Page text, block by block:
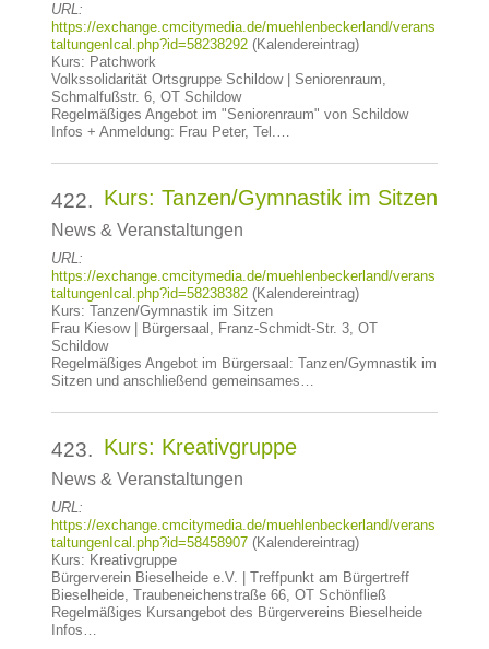
URL:
https://exchange.cmcitymedia.de/muehlenbeckerland/verans
taltungenIcal.php?id=58238292(Kalendereintrag)
Kurs: Patchwork
Volkssolidarität Ortsgruppe Schildow | Seniorenraum,
Schmalfußstr. 6, OT Schildow
Regelmäßiges Angebot im "Seniorenraum" von Schildow
Infos + Anmeldung: Frau Peter, Tel.…
422. Kurs: Tanzen/Gymnastik im Sitzen
News & Veranstaltungen
URL:
https://exchange.cmcitymedia.de/muehlenbeckerland/verans
taltungenIcal.php?id=58238382(Kalendereintrag)
Kurs: Tanzen/Gymnastik im Sitzen
Frau Kiesow | Bürgersaal, Franz-Schmidt-Str. 3, OT
Schildow
Regelmäßiges Angebot im Bürgersaal: Tanzen/Gymnastik im
Sitzen und anschließend gemeinsames…
423. Kurs: Kreativgruppe
News & Veranstaltungen
URL:
https://exchange.cmcitymedia.de/muehlenbeckerland/verans
taltungenIcal.php?id=58458907(Kalendereintrag)
Kurs: Kreativgruppe
Bürgerverein Bieselheide e.V. | Treffpunkt am Bürgertreff
Bieselheide, Traubeneichenstraße 66, OT Schönfließ
Regelmäßiges Kursangebot des Bürgervereins Bieselheide
Infos…